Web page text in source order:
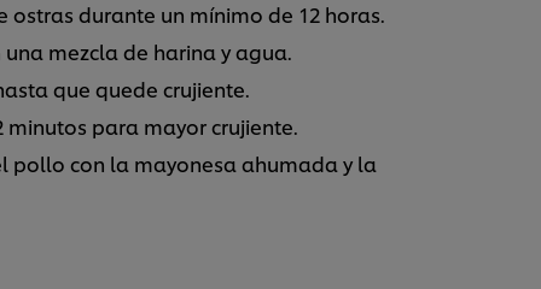
durante un mínimo de 12 horas.
mezcla de harina y agua.
que quede crujiente.
para mayor crujiente.
pollo con la mayonesa ahumada y la